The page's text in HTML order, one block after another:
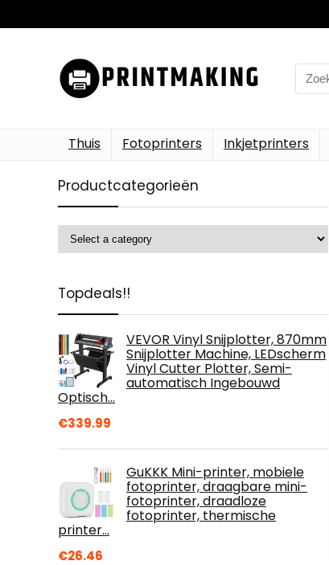
Search
for:
Thuis Fotoprinters Inkjetprinters
Productcategorieën
Topdeals!!
VEVOR Vinyl Snijplotter, 870mm
Snijplotter Machine, LEDscherm
Vinyl Cutter Plotter, Semi-
automatisch Ingebouwd
Optisch…
€339.99
GuKKK Mini-printer, mobiele
fotoprinter, draagbare mini-
fotoprinter, draadloze
fotoprinter, thermische
printer…
€26.46